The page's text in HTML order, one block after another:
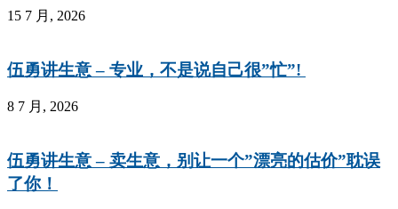
15 7 月, 2026
伍勇讲生意 – 专业，不是说自己很”忙”!
8 7 月, 2026
伍勇讲生意 – 卖生意，别让一个”漂亮的估价”耽误
了你！